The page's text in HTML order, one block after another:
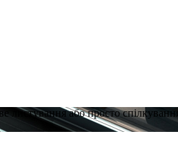
листування або просто